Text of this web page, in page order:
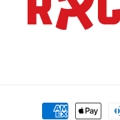
Moyens